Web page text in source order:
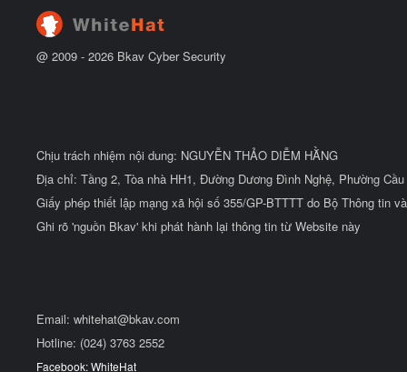
@ 2009 - 2026 Bkav Cyber Security
Chịu trách nhiệm nội dung: NGUYỄN THẢO DIỄM HẰNG
Địa chỉ: Tầng 2, Tòa nhà HH1, Đường Dương Đình Nghệ, Phường
Giấy phép thiết lập mạng xã hội số 355/GP-BTTTT do Bộ Thông tin
Ghi rõ 'nguồn Bkav' khi phát hành lại thông tin từ Website này
Email: whitehat@bkav.com
Hotline: (024) 3763 2552
Facebook: WhiteHat